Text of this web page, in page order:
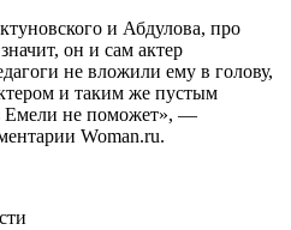
и Абдулова, про
он и сам актер
не вложили ему в голову,
и таким же пустым
Емели не поможет», —
Woman.ru.